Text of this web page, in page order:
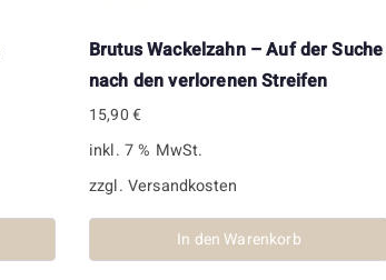
Brutus Wackelzahn – Auf der Suche
nach den verlorenen Streifen
15,90€
inkl. 7 % MwSt.
zzgl. Versandkosten
In den Warenkorb